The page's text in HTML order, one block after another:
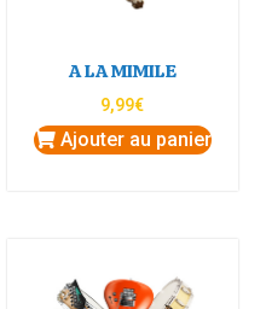
A LA MIMILE
9,99€
Ajouter au panier